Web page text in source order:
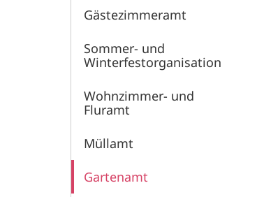
Gästezimmeramt
Sommer- und
Winterfestorganisation
Wohnzimmer- und
Fluramt
Müllamt
Gartenamt